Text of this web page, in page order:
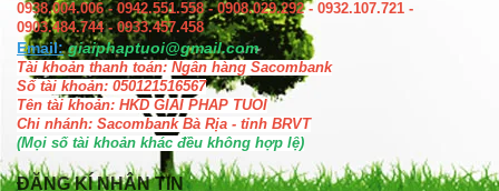
0938.004.006 - 0942.551.558 - 0908.029.292 - 0932.107.721 -
0903.484.744 - 0933.457.458
Email: giaiphaptuoi@gmail.com
Tài khoản thanh toán: Ngân hàng Sacombank
Số tài khoản: 050121516567
Tên tài khoản: HKD GIAI PHAP TUOI
Chi nhánh: Sacombank Bà Rịa - tỉnh BRVT
(Mọi số tài khoản khác đều không hợp lệ)
ĐĂNG KÍ NHẬN TIN